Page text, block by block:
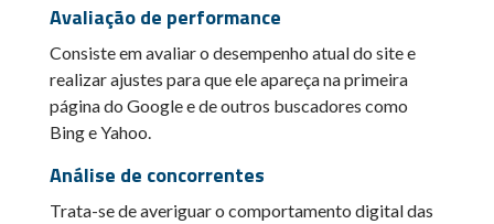
Avaliação de performance
Consiste em avaliar o desempenho atual do site e
realizar ajustes para que ele apareça na primeira
página do Google e de outros buscadores como
Bing e Yahoo.
Análise de concorrentes
Trata-se de averiguar o comportamento digital das